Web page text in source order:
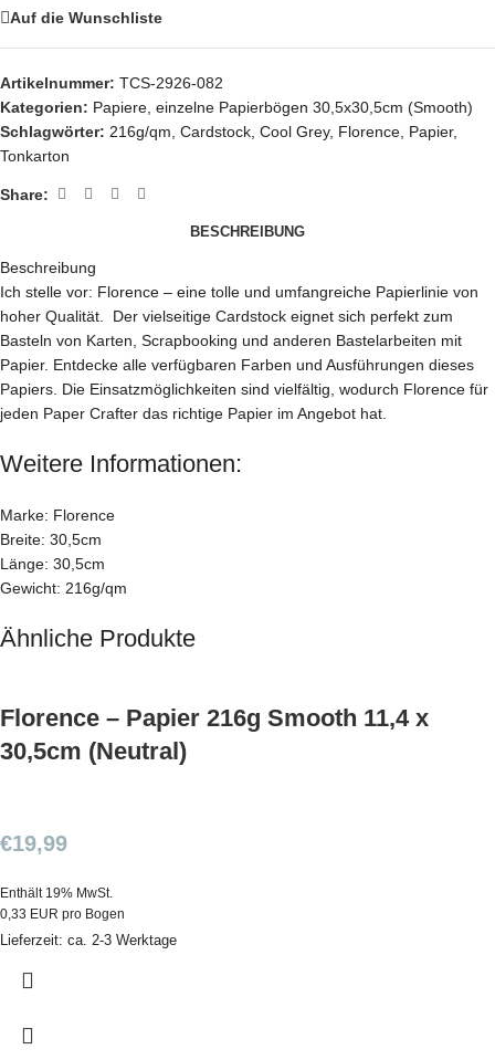
Auf die Wunschliste
Artikelnummer: TCS-2926-082
Kategorien: Papiere einzelne Papierbögen 30,5x30,5cm (Smooth)
Schlagwörter: 216g/qm Cardstock Cool Grey, Florence Papier,
Tonkarton
Share:
BESCHREIBUNG
Beschreibung
Ich stelle vor: Florence – eine tolle und umfangreiche Papierlinie von
hoher Qualität. Der vielseitige Cardstock eignet sich perfekt zum
Basteln von Karten, Scrapbooking und anderen Bastelarbeiten mit
Papier. Entdecke alle verfügbaren Farben und Ausführungen dieses
Papiers. Die Einsatzmöglichkeiten sind vielfältig, wodurch Florence für
jeden Paper Crafter das richtige Papier im Angebot hat.
Weitere Informationen:
Marke: Florence
Breite: 30,5cm
Länge: 30,5cm
Gewicht: 216g/qm
Ähnliche Produkte
Florence – Papier 216g Smooth 11,4 x
30,5cm (Neutral)
€19,99
Enthält 19% MwSt.
0,33 EUR pro Bogen
Lieferzeit: ca. 2-3 Werktage